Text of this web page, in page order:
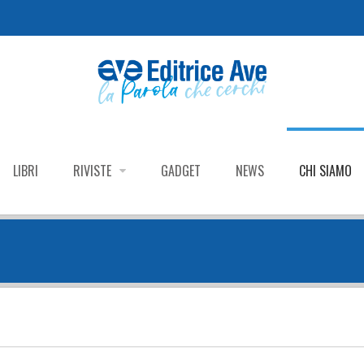
LIBRI RIVISTE GADGET NEWS CHI SIAMO